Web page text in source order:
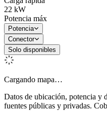
22 kW
Potencia máx
Potencia
Conector
Solo disponibles
Cargando mapa…
Datos de ubicación, potencia y
fuentes públicas y privadas.